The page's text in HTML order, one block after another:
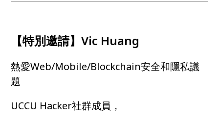
【特別邀請】Vic Huang
熱愛Web/Mobile/Blockchain安全和隱私議
題
UCCU Hacker社群成員，